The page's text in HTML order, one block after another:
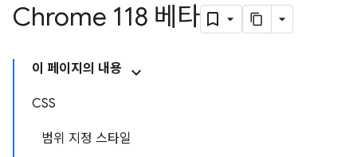
Chrome 118 베타
이 페이지의 내용
CSS
범위 지정 스타일